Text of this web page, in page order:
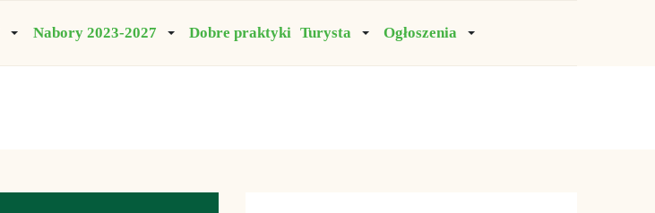
Nabory 2023-2027 Dobre praktyki Turysta Ogłoszenia